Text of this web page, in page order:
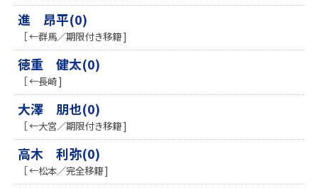
進 昂平(0)
［ ←群馬／期限付き移籍 ]
徳重 健太(0)
［ ←長崎 ]
大澤 朋也(0)
［ ←大宮／期限付き移籍 ]
高木 利弥(0)
［ ←松本／完全移籍 ]